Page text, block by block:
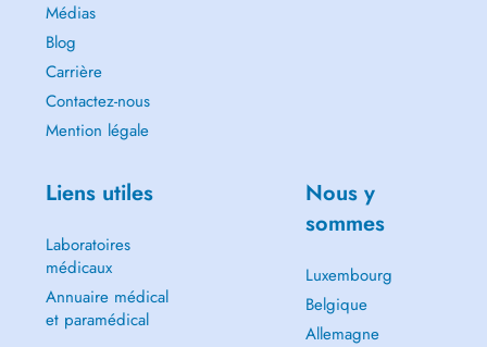
Médias
Blog
Carrière
Contactez-nous
Mention légale
Liens utiles
Laboratoires
médicaux
Annuaire médical
et paramédical
Nous y
sommes
Luxembourg
Belgique
Allemagne